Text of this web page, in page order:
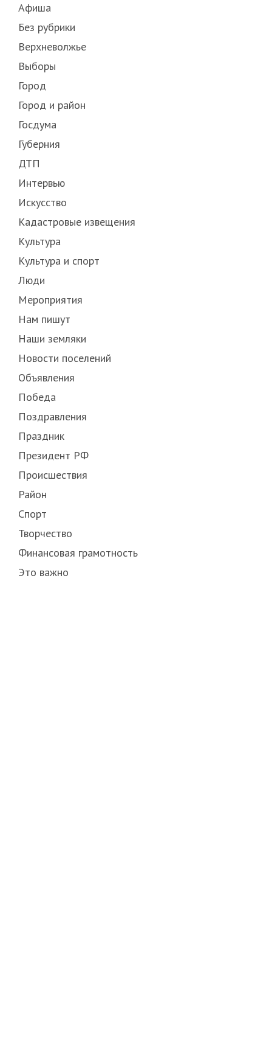
Афиша
Без рубрики
Верхневолжье
Выборы
Город
Город и район
Госдума
Губерния
ДТП
Интервью
Искусство
Кадастровые извещения
Культура
Культура и спорт
Люди
Мероприятия
Нам пишут
Наши земляки
Новости поселений
Объявления
Победа
Поздравления
Праздник
Президент РФ
Происшествия
Район
Спорт
Творчество
Финансовая грамотность
Это важно